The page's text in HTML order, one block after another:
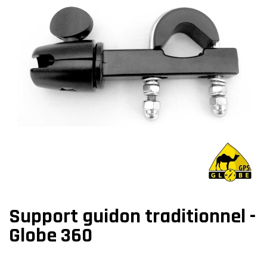
Support guidon traditionnel -
Globe 360